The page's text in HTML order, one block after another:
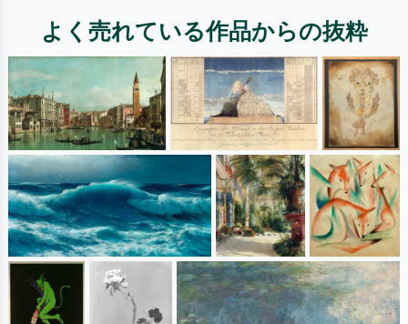
よく売れている作品からの抜粋